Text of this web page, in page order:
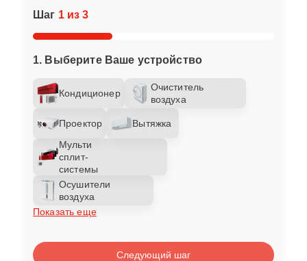
Шаг 1 из 3
1. Выберите Ваше устройство
Кондиционер
Очиститель
воздуха
Проектор
Вытяжка
Мульти
сплит-
системы
Осушители
воздуха
Показать еще
Следующий шаг